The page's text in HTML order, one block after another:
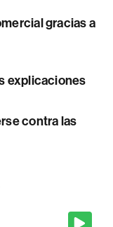
gracias a
explicaciones
contra las